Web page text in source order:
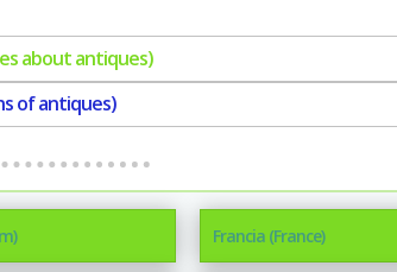
about antiques)
of antiques)
Francia (France)